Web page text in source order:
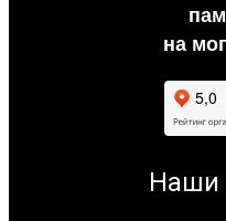
на
Наши